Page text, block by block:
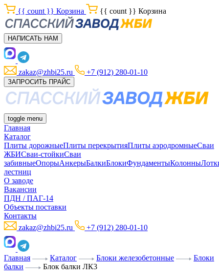
{{ count }} Корзина {{ count }} Корзина
НАПИСАТЬ НАМ
zakaz@zhbi25.ru +7 (912) 280-01-10
ЗАПРОСИТЬ ПРАЙС
toggle menu
Главная
Каталог
Плиты дорожныеПлиты перекрытияПлиты аэродромныеСваи
ЖБИСваи-стойкиСваи
забивныеОпорыАнкерыБалкиБлокиФундаментыКолонны
лестниц
О заводе
Вакансии
ПДН / ПАГ-14
Объекты поставки
Контакты
zakaz@zhbi25.ru
+7 (912) 280-01-10
Главная Каталог Блоки железобетонные
Блоки
балки
Блок балки ЛК3